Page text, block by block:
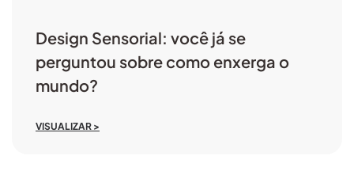
Design Sensorial: você já se
perguntou sobre como enxerga o
mundo?
VISUALIZAR >